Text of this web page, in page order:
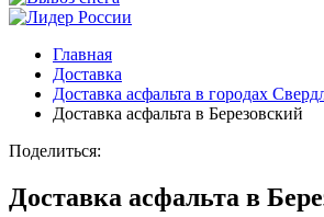
Главная
Доставка
Доставка асфальта в городах
Доставка асфальта в Березовский
Поделиться:
Доставка асфальта в